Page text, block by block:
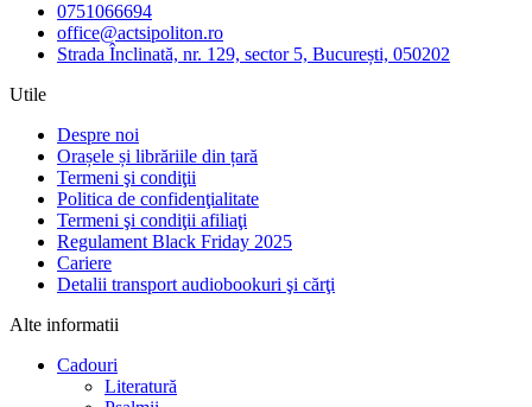
0751066694
office@actsipoliton.ro
Strada Înclinată, nr. 129, sector 5, București, 050202
Utile
Despre noi
Orașele și librăriile din țară
Termeni şi condiţii
Politica de confidenţialitate
Termeni şi condiţii afiliaţi
Regulament Black Friday 2025
Cariere
Detalii transport audiobookuri şi cărţi
Alte informatii
Cadouri
Literatură